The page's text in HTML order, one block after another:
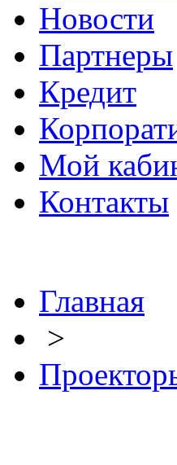
Новости
Партнеры
Кредит
Мой
Контакты
Главная
>